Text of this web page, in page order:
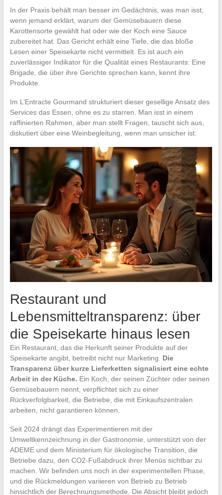
In der Praxis behält man besser im Gedächtnis, was man isst,
wenn jemand erklärt, warum der Gemüsebauern diese
Karottensorte gewählt hat oder wie der Koch eine Sauce
zubereitet hat. Das Gericht erhält eine Tiefe, die das bloße
Lesen einer Speisekarte nicht vermittelt. Es ist auch ein
zuverlässiger Indikator für die Qualität eines Restaurants: Eine
Brigade, die über ihre Gerichte sprechen kann, kennt ihre
Produkte.
Im L’Entracte Gourmand strukturiert dieser gesellige Ansatz des
Services das Essen, ohne es zu starren. Man isst in einem
raffinierten Rahmen, aber man stellt Fragen, tauscht sich aus,
diskutiert über eine Weinbegleitung, wenn man unsicher ist.
Restaurant und
Lebensmitteltransparenz: über
die Speisekarte hinaus lesen
Ein Restaurant, das die Herkunft seiner Produkte auf der
Speisekarte angibt, betreibt nicht nur Marketing. Die
Transparenz über kurze Lieferketten signalisiert eine echte
Arbeit in der Küche. Ein Koch, der seinen Züchter oder seinen
Gemüsebauern nennt, verpflichtet sich zu einer
Rückverfolgbarkeit, die Betriebe, die mit Einkaufszentralen
arbeiten, nicht garantieren können.
Seit 2024 drängt das Experimentieren mit der
Umweltkennzeichnung in der Gastronomie, unterstützt von der
ADEME und dem Ministerium für ökologische Transition, die
Betriebe dazu, den CO2-Fußabdruck ihrer Menüs sichtbar zu
machen. Wir befinden uns noch in der experimentellen Phase,
und die Rückmeldungen variieren von Betrieb zu Betrieb
hinsichtlich der Berechnungsmethode. Die Absicht bleibt jedoch